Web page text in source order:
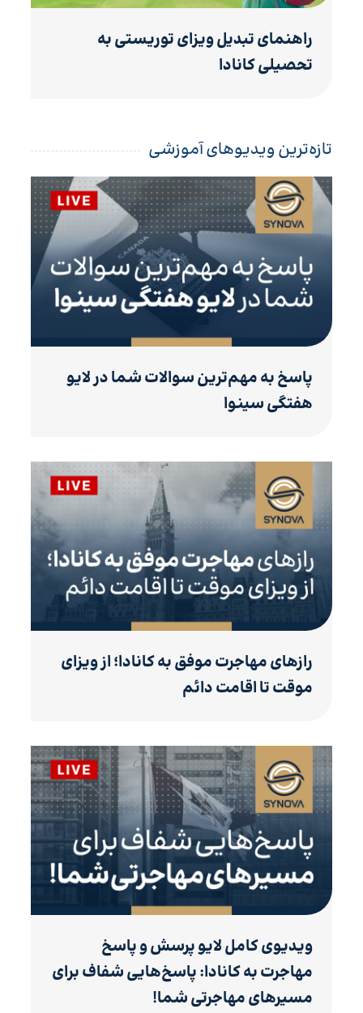
راهنمای تبدیل ویزای توریستی به
تحصیلی کانادا
تازه‌ترین ویدیوهای آموزشی
پاسخ به مهم‌ترین سوالات شما در لایو
هفتگی سینوا
رازهای مهاجرت موفق به کانادا؛ از ویزای
موقت تا اقامت دائم
ویدیوی کامل لایو پرسش و پاسخ
مهاجرت به کانادا: پاسخ‌هایی شفاف برای
مسیرهای مهاجرتی شما!